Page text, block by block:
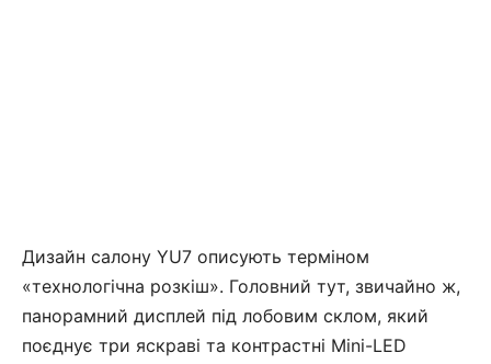
Дизайн салону YU7 описують терміном
«технологічна розкіш». Головний тут, звичайно ж,
панорамний дисплей під лобовим склом, який
поєднує три яскраві та контрастні Mini-LED